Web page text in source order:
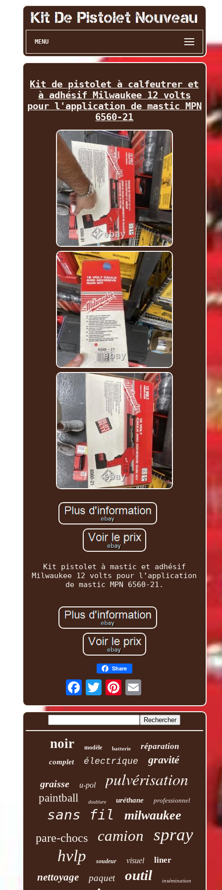
MENU
Kit de pistolet à calfeutrer et
à adhésif Milwaukee 12 volts
pour l'application de mastic MPN
6560-21
Kit pistolet à mastic et adhésif
Milwaukee 12 volts pour l’application
de mastic MPN 6560-21.
Share
noir modèle batterie réparation
complet électrique gravité
graisse u-pol pulvérisation
paintball doublure uréthane professionnel
sans fil milwaukee
pare-chocs camion spray
hvlp soudeur visuel liner
nettoyage paquet outil insémination